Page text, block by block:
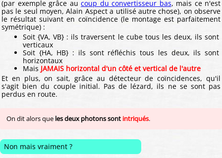
(par exemple grâce au coup du convertisseur bas, mais ce n'est
pas le seul moyen, Alain Aspect a utilisé autre chose), on observe
le résultat suivant en coïncidence (le montage est parfaitement
symétrique) :
Soit {VA, VB} : ils traversent le cube tous les deux, ils sont
verticaux
Soit {HA, HB} : ils sont réfléchis tous les deux, ils sont
horizontaux
Mais JAMAIS horizontal d'un côté et vertical de l'autre
Et en plus, on sait, grâce au détecteur de coïncidences, qu'il
s'agit bien du couple initial. Pas de lézard, ils ne se sont pas
perdus en route.
On dit alors que les deux photons sont intriqués.
Non mais vraiment ?